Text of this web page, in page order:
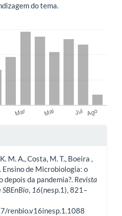
do tema.
M. A., Costa, M. T., Boeira ,
Ensino de Microbiologia: o
depois da pandemia?. Revista
, 16(nesp.1), 821–
renbio.v16inesp.1.1088